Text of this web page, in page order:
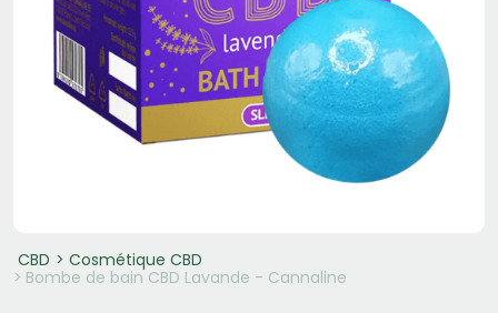
CBD
Cosmétique CBD
Bombe de bain CBD Lavande - Cannaline